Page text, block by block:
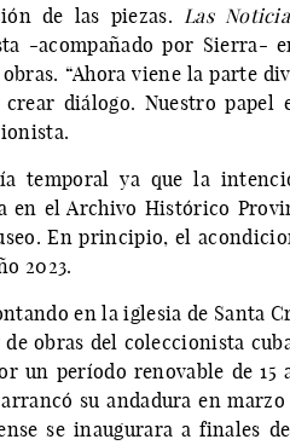
de las piezas. Las
-acompañado por Sierra-
“Ahora viene la parte
diálogo. Nuestro papel
temporal ya que la
en el Archivo Histórico
En principio, el
2023.
en la iglesia de Santa
obras del coleccionista
un período renovable de 15
su andadura en
se inaugurara a finales